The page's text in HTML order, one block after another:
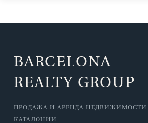
BARCELONA
REALTY GROUP
ПРОДАЖА И АРЕНДА НЕДВИЖИМОСТИ
КАТАЛОНИИ